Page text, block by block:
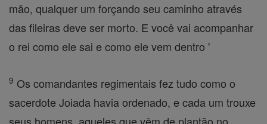
mão, qualquer um forçando seu caminho através
das fileiras deve ser morto. E você vai acompanhar
o rei como ele sai e como ele vem dentro '
9 Os comandantes regimentais fez tudo como o
sacerdote Joiada havia ordenado, e cada um trouxe